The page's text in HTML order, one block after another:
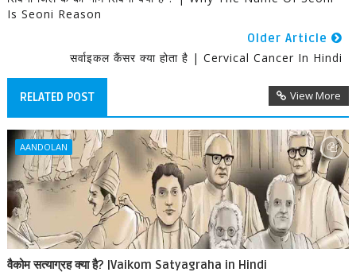
Is Seoni Reason
Older Article
सर्वाइकल कैंसर क्या होता है | Cervical Cancer In Hindi
RELATED POST View More
AANDOLAN
वैकोम सत्याग्रह क्या है? |Vaikom Satyagraha in Hindi